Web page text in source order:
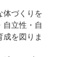
体づくりを
自立性・自
を図りま